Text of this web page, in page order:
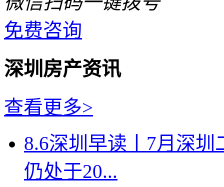
免费咨询
深圳房产资讯
查看更多>
8.6深圳早读丨7月深
仍处于20...